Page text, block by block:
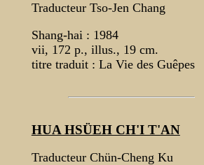
Traducteur Tso-Jen Chang
Shang-hai : 1984
vii, 172 p., illus., 19 cm.
titre traduit : La Vie des Guêpes
HUA HSÜEH CH'I T'AN
Traducteur Chün-Cheng Ku